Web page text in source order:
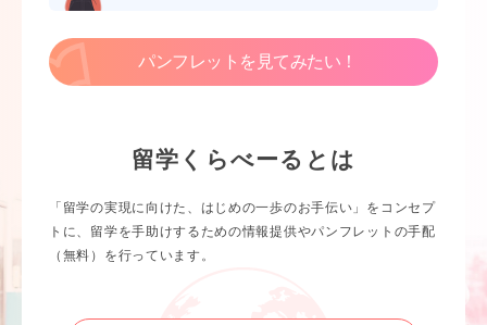
パンフレットを見てみたい！
留学くらべーるとは
「留学の実現に向けた、はじめの一歩のお手伝い」をコンセプ
トに、留学を手助けするための情報提供やパンフレットの手配
（無料）を行っています。